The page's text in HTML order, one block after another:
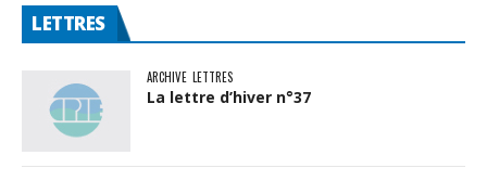
LETTRES
ARCHIVE LETTRES
La lettre d’hiver n°37